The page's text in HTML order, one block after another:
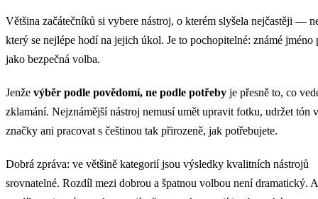
Většina začátečníků si vybere nástroj, o kterém slyšela nejčastěji —
který se nejlépe hodí na jejich úkol. Je to pochopitelné: známé jméno
jako bezpečná volba.
Jenže výběr podle povědomí, ne podle potřeby je přesně to, co
zklamání. Nejznámější nástroj nemusí umět upravit fotku, udržet tón
značky ani pracovat s češtinou tak přirozeně, jak potřebujete.
Dobrá zpráva: ve většině kategorií jsou výsledky kvalitních nástrojů
srovnatelné. Rozdíl mezi dobrou a špatnou volbou není dramatický.